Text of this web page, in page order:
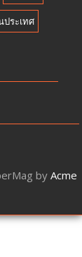
ประเทศ
byAcme